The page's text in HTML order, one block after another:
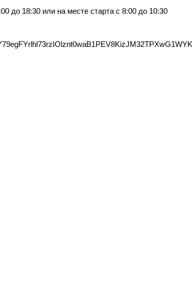
до 18:30 или на месте старта с 8:00 до 10:30